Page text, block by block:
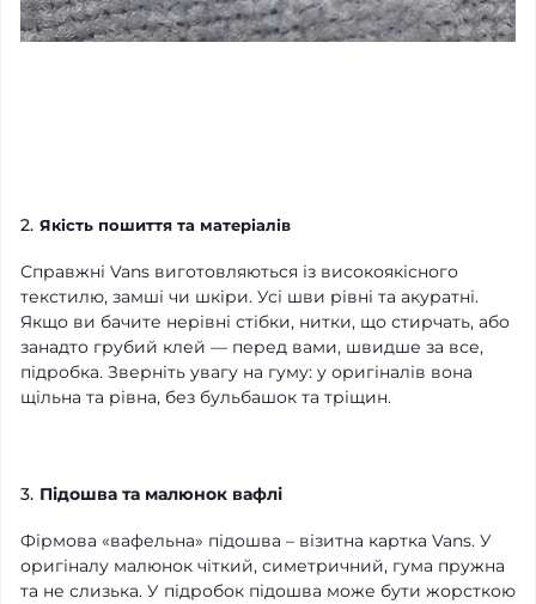
2. Якість пошиття та матеріалів
Справжні Vans виготовляються із високоякісного
текстилю, замші чи шкіри. Усі шви рівні та акуратні.
Якщо ви бачите нерівні стібки, нитки, що стирчать, або
занадто грубий клей — перед вами, швидше за все,
підробка. Зверніть увагу на гуму: у оригіналів вона
щільна та рівна, без бульбашок та тріщин.
3. Підошва та малюнок вафлі
Фірмова «вафельна» підошва – візитна картка Vans. У
оригіналу малюнок чіткий, симетричний, гума пружна
та не слизька. У підробок підошва може бути жорсткою